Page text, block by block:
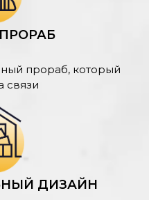
прораб, который
связи
ДИЗАЙН